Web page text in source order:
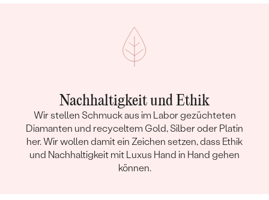
Nachhaltigkeit und Ethik
Wir stellen Schmuck aus im Labor gezüchteten
Diamanten und recyceltem Gold, Silber oder Platin
her. Wir wollen damit ein Zeichen setzen, dass Ethik
und Nachhaltigkeit mit Luxus Hand in Hand gehen
können.